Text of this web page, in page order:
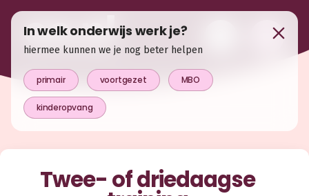
Twee- of driedaagse
In welk onderwijs werk je?
hiermee kunnen we je nog beter helpen
primair voortgezet MBO
kinderopvang